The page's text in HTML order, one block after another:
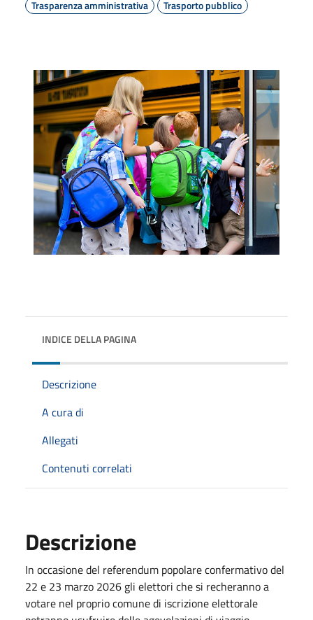
Trasparenza amministrativa
Trasporto pubblico
INDICE DELLA PAGINA
Descrizione
A cura di
Allegati
Contenuti correlati
Descrizione
In occasione del referendum popolare confermativo del
22 e 23 marzo 2026 gli elettori che si recheranno a
votare nel proprio comune di iscrizione elettorale